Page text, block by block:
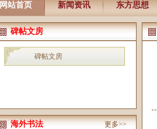
网站首页 新闻资讯 东方思想
碑帖文房
碑帖文房
海外书法 更多>>